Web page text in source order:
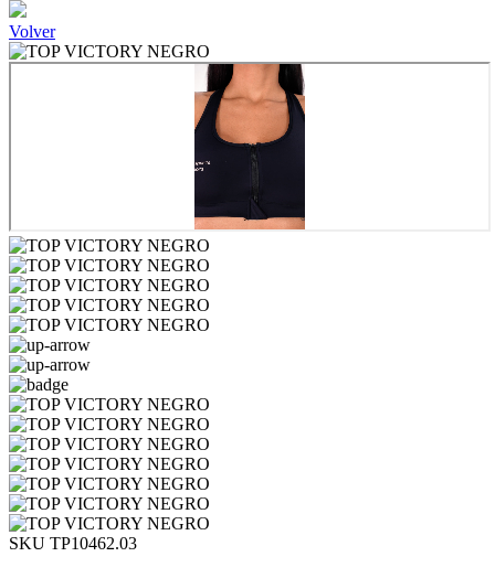
Volver
SKU TP10462.03